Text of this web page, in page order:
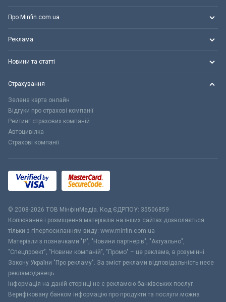
Про Minfin.com.ua
Реклама
Новини та статті
Страхування
Зелена карта онлайн
Відгуки про страхові компанії
Рейтинг страхових компаній
Автоцивілка
Страхові компанії
© 2008-2026 ТОВ МiнфiнМедiа. Код ЄДРПОУ: 35506859
Копіювання і розміщення матеріалів на інших сайтах дозволяється
тільки з гіперпосиланням виду: www.minfin.com.ua
Матеріали з позначками "Р", "Новини партнерів", "Актуально",
"Спецпроект", "Новини компаній", "Промо" – це реклама, в розумінні
Закону України "Про рекламу". За зміст реклами відповідальність несе
рекламодавець.
Інформація на даній сторінці не є рекламою банківських послуг.
Верифіковану банком інформацію про продукти та послуги можна